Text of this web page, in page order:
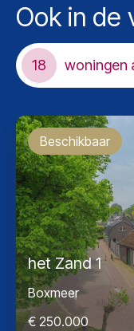
Ook in de
18 woningen
Beschikbaar
het Zand 1
Boxmeer
€ 250.000